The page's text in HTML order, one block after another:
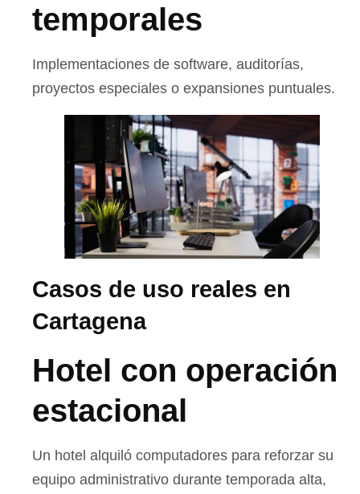
temporales
Implementaciones de software, auditorías,
proyectos especiales o expansiones puntuales.
Casos de uso reales en
Cartagena
Hotel con operación
estacional
Un hotel alquiló computadores para reforzar su
equipo administrativo durante temporada alta,